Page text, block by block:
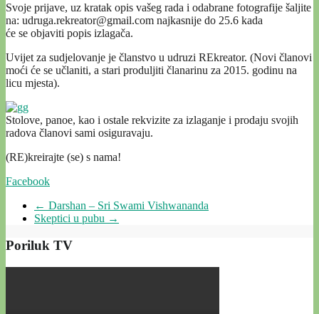
Svoje prijave, uz kratak opis vašeg rada i odabrane fotografije šaljite
na: udruga.rekreator@gmail.com najkasnije do 25.6 kada
će se objaviti popis izlagača.
Uvijet za sudjelovanje je članstvo u udruzi REkreator. (Novi članovi
moći će se učlaniti, a stari produljiti članarinu za 2015. godinu na
licu mjesta).
Stolove, panoe, kao i ostale rekvizite za izlaganje i prodaju svojih
radova članovi sami osiguravaju.
(RE)kreirajte (se) s nama!
Facebook
← Darshan – Sri Swami Vishwananda
Skeptici u pubu →
Poriluk TV